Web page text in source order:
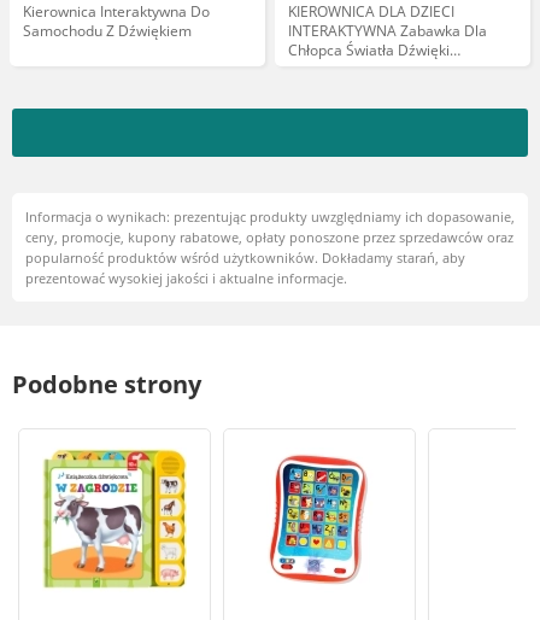
Kierownica Interaktywna Do
Samochodu Z Dźwiękiem
KIEROWNICA DLA DZIECI
INTERAKTYWNA Zabawka Dla
Chłopca Światła Dźwięki
SYMULATOR JAZDY LED
Informacja o wynikach: prezentując produkty uwzględniamy ich dopasowanie,
ceny, promocje, kupony rabatowe, opłaty ponoszone przez sprzedawców oraz
popularność produktów wśród użytkowników. Dokładamy starań, aby
prezentować wysokiej jakości i aktualne informacje.
Podobne strony